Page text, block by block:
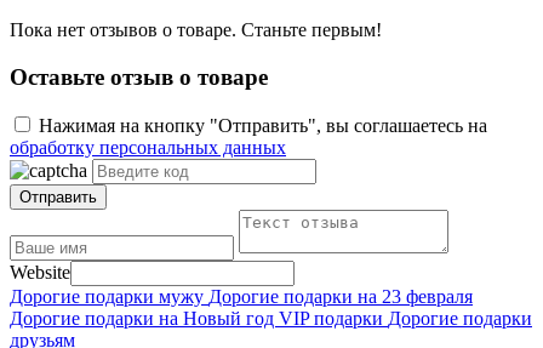
Пока нет отзывов о товаре. Станьте первым!
Оставьте отзыв о товаре
Нажимая на кнопку "Отправить", вы соглашаетесь на
обработку персональных данных
Отправить
Website
Дорогие подарки мужу Дорогие подарки на 23 февраля
Дорогие подарки на Новый год VIP подарки Дорогие подарки
друзьям